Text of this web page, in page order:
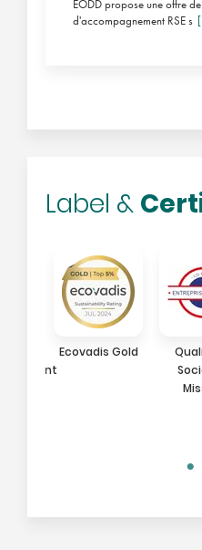
EODD propose une offre
d'accompagnement RSE s
Label &
Ecovadis Gold